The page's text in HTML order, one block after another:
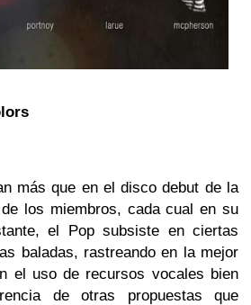
más que en eldisco debut de la
los miembros, cada cual en su
el Pop subsiste en ciertas
baladas, rastreando en la mejor
el uso de recursos vocales bien
de otras propuestas que